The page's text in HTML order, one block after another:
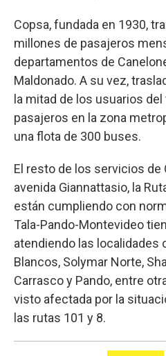
Copsa, fundada en 1930,
millones de pasajeros
departamentos de
Maldonado. A su vez,
la mitad de los usuarios
pasajeros en la zona
una flota de 300 buses.
El resto de los servicios de
avenida Giannattasio, la
están cumpliendo con
Tala-Pando-Montevideo
atendiendo las localidades
Blancos, Solymar Norte,
Carrasco y Pando, entre
visto afectada por la
las rutas 101 y 8.